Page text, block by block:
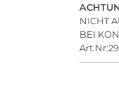
NICHT
BEI